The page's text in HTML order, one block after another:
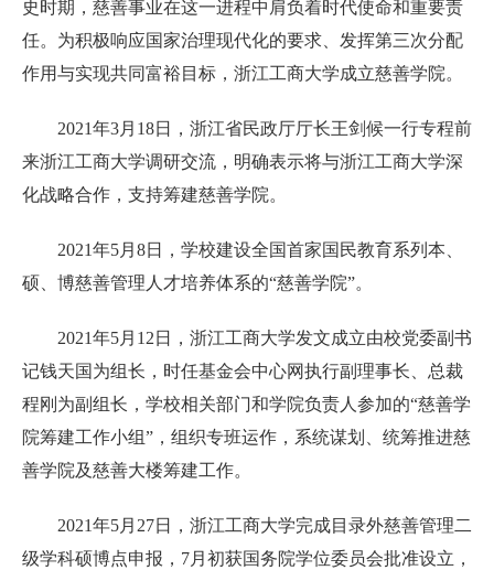
史时期，慈善事业在这一进程中肩负着时代使命和重要责
任。为积极响应国家治理现代化的要求、发挥第三次分配
作用与实现共同富裕目标，浙江工商大学成立慈善学院。
2021年3月18日，浙江省民政厅厅长王剑候一行专程前
来浙江工商大学调研交流，明确表示将与浙江工商大学深
化战略合作，支持筹建慈善学院。
2021年5月8日，学校建设全国首家国民教育系列本、
硕、博慈善管理人才培养体系的“慈善学院”。
2021年5月12日，浙江工商大学发文成立由校党委副书
记钱天国为组长，时任基金会中心网执行副理事长、总裁
程刚为副组长，学校相关部门和学院负责人参加的“慈善学
院筹建工作小组”，组织专班运作，系统谋划、统筹推进慈
善学院及慈善大楼筹建工作。
2021年5月27日，浙江工商大学完成目录外慈善管理二
级学科硕博点申报，7月初获国务院学位委员会批准设立，